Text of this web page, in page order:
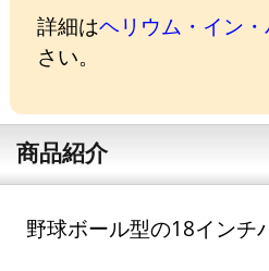
詳細はヘリウム・イン
さい。
商品紹介
野球ボール型の18インチ